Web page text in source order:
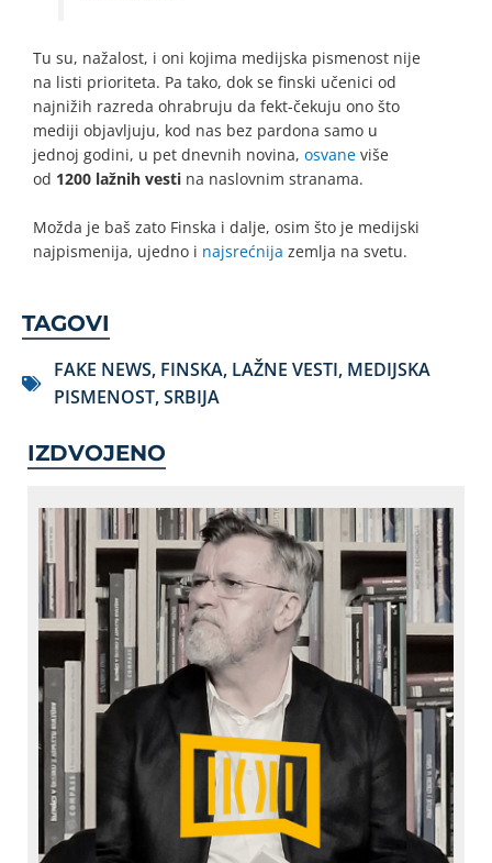
Tu su, nažalost, i oni kojima medijska pismenost nije
na listi prioriteta. Pa tako, dok se finski učenici od
najnižih razreda ohrabruju da fekt-čekuju ono što
mediji objavljuju, kod nas bez pardona samo u
jednoj godini, u pet dnevnih novina, osvane više
od 1200 lažnih vesti na naslovnim stranama.
Možda je baš zato Finska i dalje, osim što je medijski
najpismenija, ujedno i najsrećnija zemlja na svetu.
TAGOVI
FAKE NEWS, FINSKA, LAŽNE VESTI, MEDIJSKA
PISMENOST,SRBIJA
IZDVOJENO